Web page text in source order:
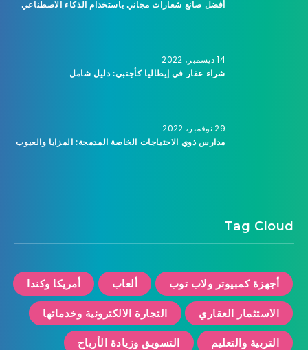
أفضل صانع شعارات مجاني باستخدام الذكاء الاصطناعي
14 ديسمبر، 2022
شراء عقار في إيطاليا كأجنبي: دليل شامل
29 نوفمبر، 2022
مدارس ذوي الاحتياجات الخاصة المدمجة: المزايا والعيوب
Tag Cloud
أجهزة كمبيوتر ولاب توب ألعاب أمريكا وكندا
الاستثمار العقاري التجارة الالكترونية وخدماتها
التربية والتعليم التسويق وزيادة الأرباح